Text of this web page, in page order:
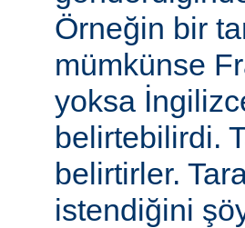
Örneğin bir
mümkünse
yoksa
belirtebilirdi.
belirtirler.
istendiğini